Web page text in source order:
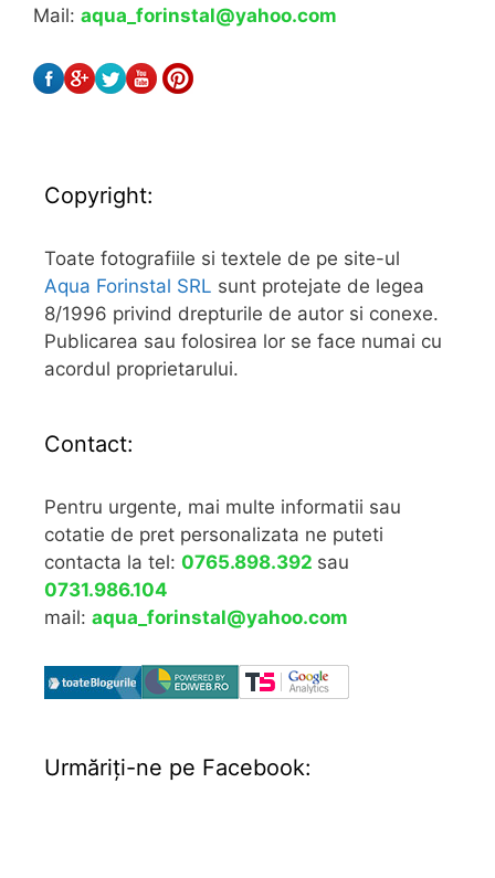
Mail: aqua_forinstal@yahoo.com
Copyright:
Toate fotografiile si textele de pe site-ul
Aqua Forinstal SRL sunt protejate de legea
8/1996 privind drepturile de autor si conexe.
Publicarea sau folosirea lor se face numai cu
acordul proprietarului.
Contact:
Pentru urgente, mai multe informatii sau
cotatie de pret personalizata ne puteti
contacta la tel: 0765.898.392 sau
0731.986.104
mail: aqua_forinstal@yahoo.com
Urmăriţi-ne pe Facebook: